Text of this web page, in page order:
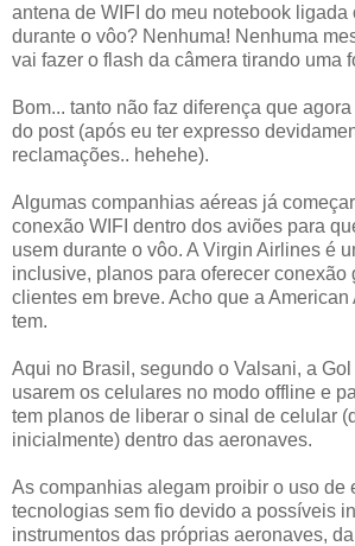
antena de WIFI do meu notebook ligada
durante o vôo? Nenhuma! Nenhuma
vai fazer o flash da câmera tirando uma
Bom... tanto não faz diferença que
do post (após eu ter expresso
reclamações.. hehehe).
Algumas companhias aéreas já
conexão WIFI dentro dos aviões para
usem durante o vôo. A Virgin Airlines é
inclusive, planos para oferecer conexão
clientes em breve. Acho que a
tem.
Aqui no Brasil, segundo o Valsani, a
usarem os celulares no modo offline e
tem planos de liberar o sinal de celular
inicialmente) dentro das aeronaves.
As companhias alegam proibir o uso de
tecnologias sem fio devido a possíveis
instrumentos das próprias aeronaves,